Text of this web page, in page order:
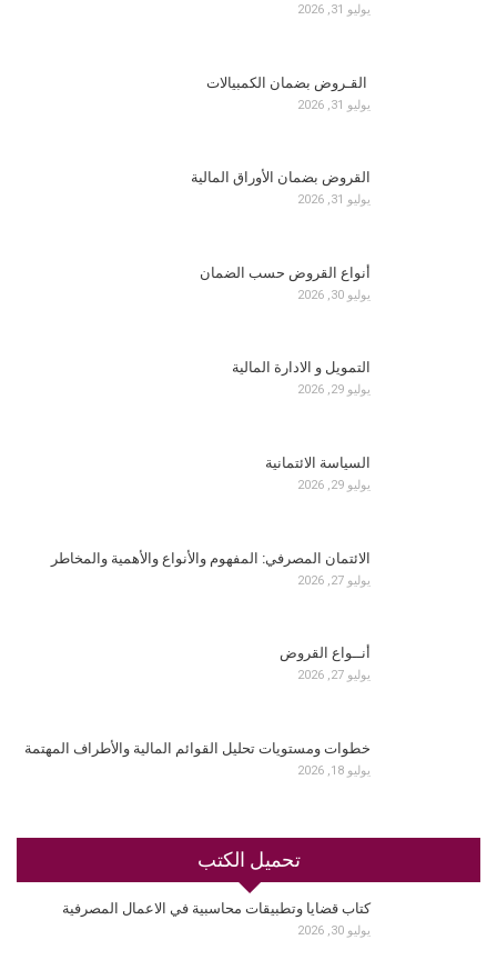
يوليو 31, 2026
القـروض بضمان الكمبيالات
يوليو 31, 2026
القروض بضمان الأوراق المالية
يوليو 31, 2026
أنواع القروض حسب الضمان
يوليو 30, 2026
التمويل و الادارة المالية
يوليو 29, 2026
السياسة الائتمانية
يوليو 29, 2026
الائتمان المصرفي: المفهوم والأنواع والأهمية والمخاطر
يوليو 27, 2026
أنــواع القروض
يوليو 27, 2026
خطوات ومستويات تحليل القوائم المالية والأطراف المهتمة
يوليو 18, 2026
تحميل الكتب
كتاب قضايا وتطبيقات محاسبية في الاعمال المصرفية
يوليو 30, 2026